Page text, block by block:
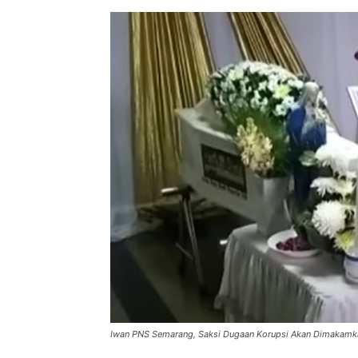
Iwan PNS Semarang, Saksi Dugaan Korupsi Akan